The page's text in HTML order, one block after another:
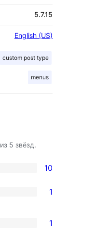
5.7.15
English (US)
custom post type
menus
из 5 звёзд.
10
1
1